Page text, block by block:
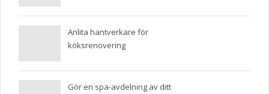
Anlita hantverkare för
köksrenovering
Gör en spa-avdelning av ditt